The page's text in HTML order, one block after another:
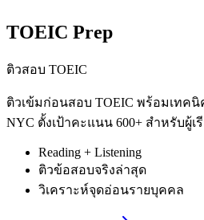
TOEIC Prep
ติวสอบ TOEIC
ติวเข้มก่อนสอบ TOEIC พร้อมเทค
NYC ตั้งเป้าคะแนน 600+ สำหรับผู้
Reading + Listening
ติวข้อสอบจริงล่าสุด
วิเคราะห์จุดอ่อนรายบุคคล